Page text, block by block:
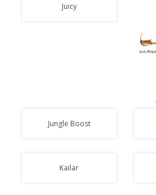
Juicy
Jungle Boost
Kailar